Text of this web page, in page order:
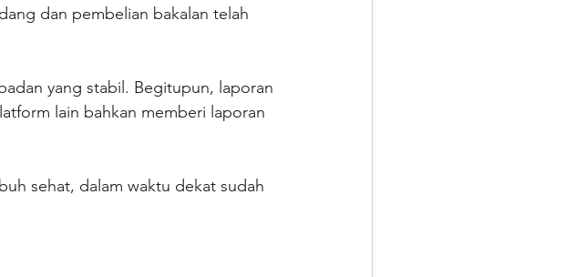
dan pembelian bakalan telah
yang stabil. Begitupun, laporan
lain bahkan memberi laporan
sehat, dalam waktu dekat sudah